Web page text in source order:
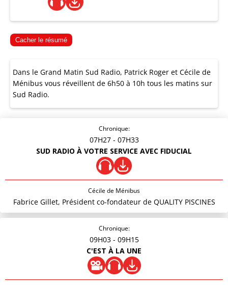
Cacher le résumé
Dans le Grand Matin Sud Radio, Patrick Roger et Cécile de
Ménibus vous réveillent de 6h50 à 10h tous les matins sur
Sud Radio.
Chronique:
07H27 - 07H33
SUD RADIO À VOTRE SERVICE AVEC FIDUCIAL
Cécile de Ménibus
Fabrice Gillet, Président co-fondateur de QUALITY PISCINES
Chronique:
09H03 - 09H15
C'EST À LA UNE